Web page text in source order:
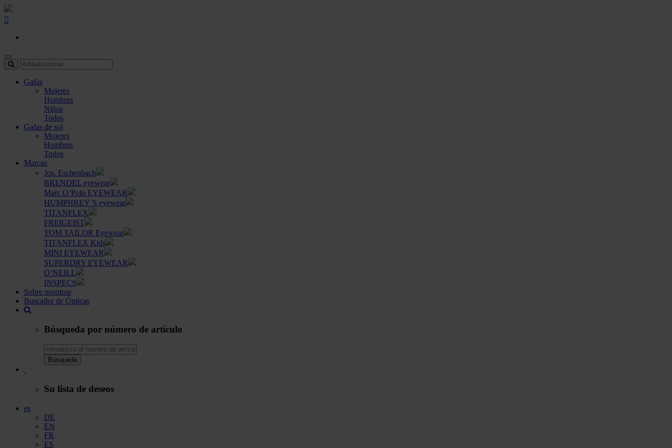
Gafas
Mujeres
Hombres
Niños
Todos
Gafas de sol
Mujeres
Hombres
Todos
Marcas
Jos. Eschenbach
BRENDEL eyewear
Marc O’Polo EYEWEAR
HUMPHREY´S eyewear
TITANFLEX
FREIGEIST
TOM TAILOR Eyewear
TITANFLEX Kids
MINI EYEWEAR
SUPERDRY EYEWEAR
O’NEILL
INSPECS
Sobre nosotros
Buscador de Ópticas
Búsqueda por número de artículo
Búsqueda
Su lista de deseos
es
DE
EN
FR
ES